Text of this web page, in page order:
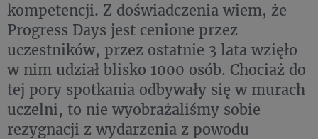
kompetencji. Z doświadczenia wiem, że
Progress Days jest cenione przez
uczestników, przez ostatnie 3 lata wzięło
w nim udział blisko 1000 osób. Chociaż do
tej pory spotkania odbywały się w murach
uczelni, to nie wyobrażaliśmy sobie
rezygnacji z wydarzenia z powodu